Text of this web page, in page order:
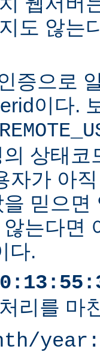
도 않는
증으로
이다.
상태코
자가 아
믿으면
않는다면
다.
리를 마